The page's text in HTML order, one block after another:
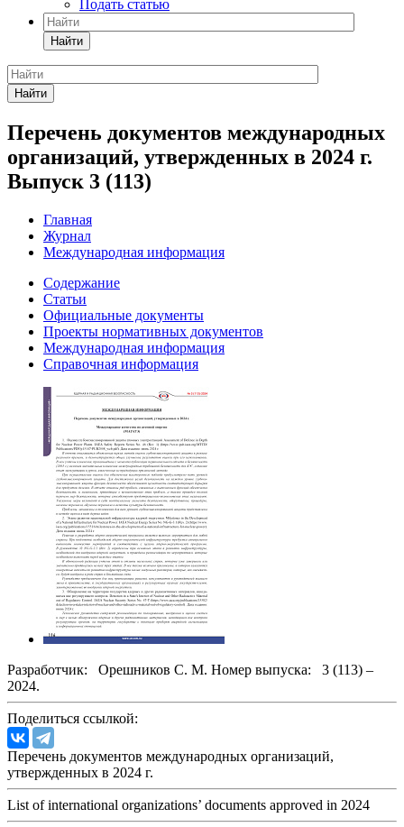
Подать статью
Найти
Найти
Перечень документов международных
организаций, утвержденных в 2024 г.
Выпуск 3 (113)
Главная
Журнал
Международная информация
Содержание
Статьи
Официальные документы
Проекты нормативных документов
Международная информация
Справочная информация
Разработчик: Орешников С. М. Номер выпуска:
3 (113) –
2024.
Поделиться ссылкой:
Перечень документов международных организаций,
утвержденных в 2024 г.
List of international organizations’ documents approved in 2024